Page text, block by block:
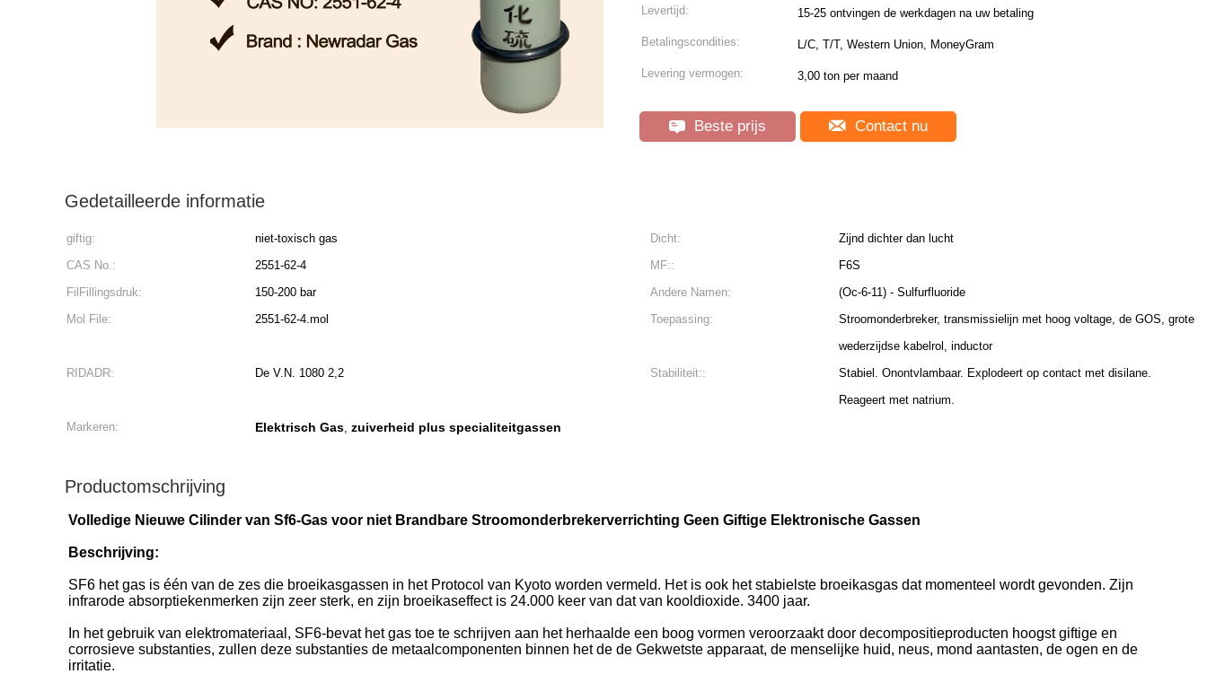
Levertijd: 15-25 ontvingen de werkdagen na uw betaling
Betalingscondities: L/C, T/T, Western Union, MoneyGram
Levering vermogen: 3,00 ton per maand
Beste prijs Contact nu
Gedetailleerde informatie
giftig: niet-toxisch gas Dicht:
Zijnd dichter dan lucht
CAS No.:
2551-62-4 MF::
F6S
FilFillingsdruk:
150-200 bar Andere Namen:
(Oc-6-11) - Sulfurfluoride
Mol File:
2551-62-4.mol Toepassing:
Stroomonderbreker, transmissielijn met hoog voltage, de GOS, grote
wederzijdse kabelrol, inductor
RIDADR:
De V.N. 1080 2,2 Stabiliteit::
Stabiel. Onontvlambaar. Explodeert op contact met disilane.
Reageert met natrium.
Markeren:
Elektrisch Gas, zuiverheid plus specialiteitgassen
Productomschrijving
Volledige Nieuwe Cilinder van Sf6-Gas voor niet Brandbare Stroomonderbrekerverrichting Geen Giftige Elektronische Gassen
Beschrijving:
SF6 het gas is één van de zes die broeikasgassen in het Protocol van Kyoto worden vermeld. Het is ook het stabielste broeikasgas dat momenteel wordt gevonden. Zijn
infrarode absorptiekenmerken zijn zeer sterk, en zijn broeikaseffect is 24.000 keer van dat van kooldioxide. 3400 jaar.
In het gebruik van elektromateriaal, SF6-bevat het gas toe te schrijven aan het herhaalde een boog vormen veroorzaakt door decompositieproducten hoogst giftige en
corrosieve substanties, zullen deze substanties de metaalcomponenten binnen het de de Gekwetste apparaat, de menselijke huid, neus, mond aantasten, de ogen en de
irritatie.